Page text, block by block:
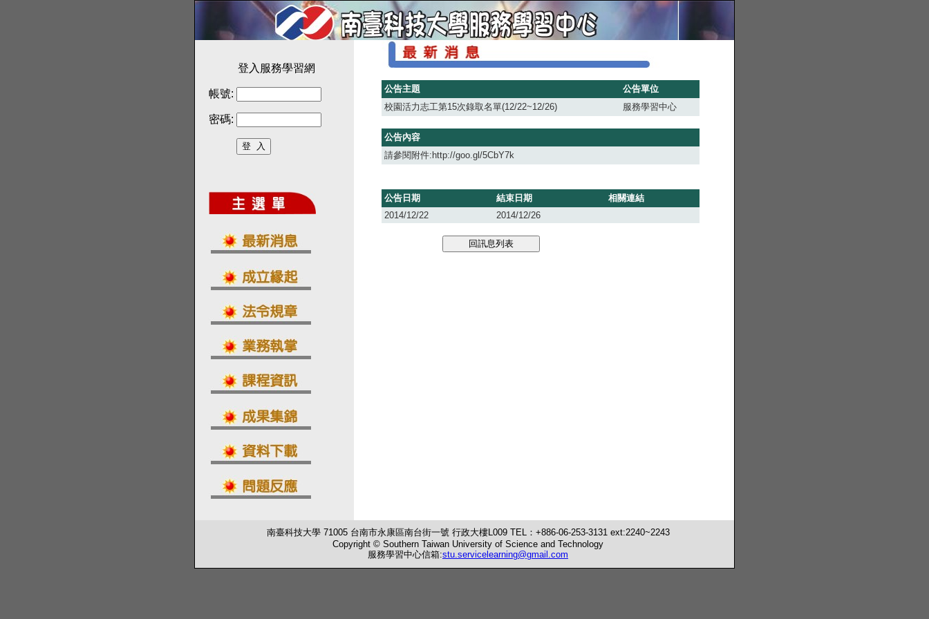
登入服務學習網
帳號:
密碼:
公告主題
公告單位
校園活力志工第15次錄取名單(12/22~12/26)
服務學習中心
公告內容
請參閱附件:http://goo.gl/5CbY7k
公告日期 結束日期
相關連結
2014/12/22
2014/12/26
南臺科技大學 71005 台南市永康區南台街一號 行政大樓L009 TEL：+886-06-253-3131 ext:2240~2243
Copyright © Southern Taiwan University of Science and Technology
服務學習中心信箱:stu.servicelearning@gmail.com